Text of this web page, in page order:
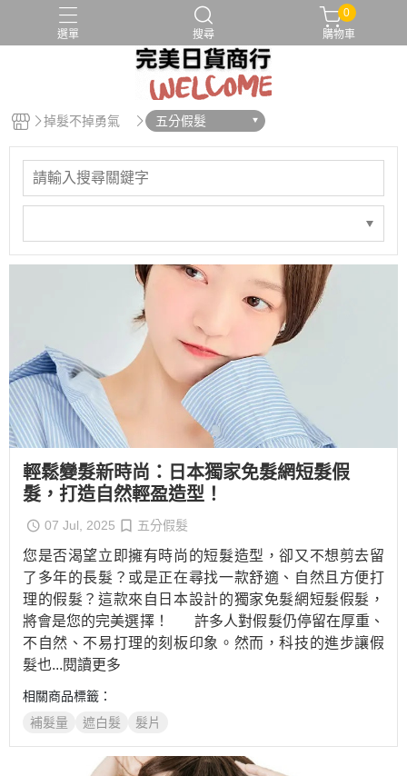
選單 搜尋
假髮帽 假髮清潔 假髮配件 化療帽
0
購物車
掉髮不掉勇氣 五分假髮
輕鬆變髮新時尚：日本獨家免髮網短髮假
髮，打造自然輕盈造型！
07 Jul, 2025 五分假髮
您是否渴望立即擁有時尚的短髮造型，卻又不想剪去留
了多年的長髮？或是正在尋找一款舒適、自然且方便打
理的假髮？這款來自日本設計的獨家免髮網短髮假髮，
將會是您的完美選擇！ 許多人對假髮仍停留在厚重、
不自然、不易打理的刻板印象。然而，科技的進步讓假
髮也...閱讀更多
相關商品標籤：
補髮量
遮白髮 髮片